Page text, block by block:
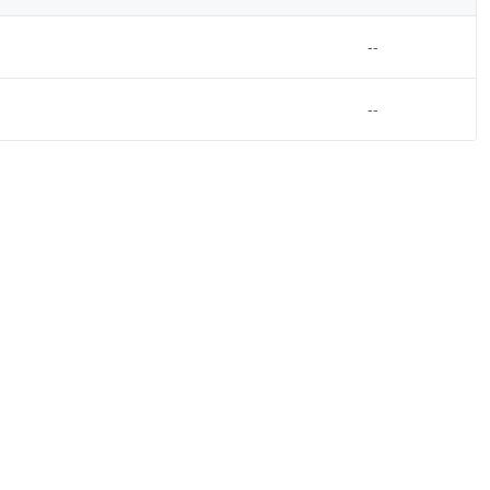
--
--